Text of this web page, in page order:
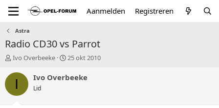
Aanmelden Registreren
Astra
Radio CD30 vs Parrot
T
p
Ivo Overbeeke
S
a
25 okt 2010
I Ivo Overbeeke
Lid